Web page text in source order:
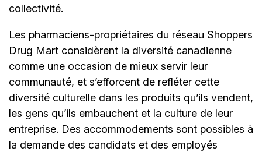
collectivité.
Les pharmaciens-propriétaires du réseau Shoppers
Drug Mart considèrent la diversité canadienne
comme une occasion de mieux servir leur
communauté, et s’efforcent de refléter cette
diversité culturelle dans les produits qu’ils vendent,
les gens qu’ils embauchent et la culture de leur
entreprise. Des accommodements sont possibles à
la demande des candidats et des employés